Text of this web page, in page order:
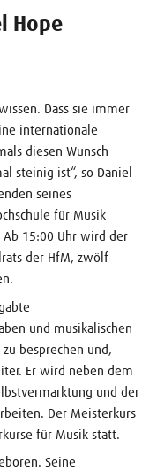
Hope
Dass sie immer
internationale
diesen Wunsch
steinig ist“, so Daniel
seines
für Musik
15:00 Uhr wird der
der HfM, zwölf
und musikalischen
besprechen und,
Er wird neben dem
und der
Der Meisterkurs
für Musik statt.
Seine